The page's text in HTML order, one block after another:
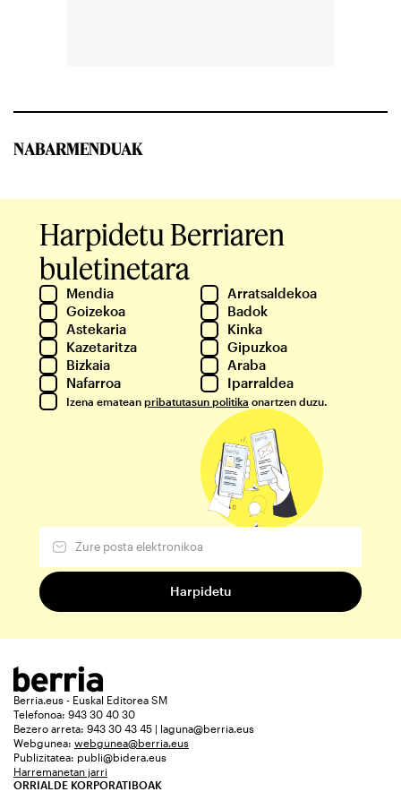
NABARMENDUAK
Harpidetu Berriaren
buletinetara
Mendia
Arratsaldekoa
Goizekoa
Badok
Astekaria
Kinka
Kazetaritza
Gipuzkoa
Bizkaia
Araba
Nafarroa
Iparraldea
Izena ematean pribatutasun politika onartzen duzu.
Berria.eus - Euskal Editorea SM
Telefonoa: 943 30 40 30
Bezero arreta: 943 30 43 45 | laguna@berria.eus
Webgunea: webgunea@berria.eus
Publizitatea: publi@bidera.eus
Harremanetan jarri
ORRIALDE KORPORATIBOAK